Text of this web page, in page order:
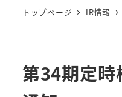
トップページ IR情報
第34期定時